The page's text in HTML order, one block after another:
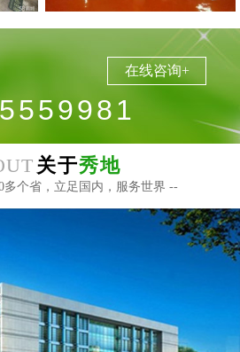
在线咨询+
关于秀地
多个省，立足国内，服务世界 --